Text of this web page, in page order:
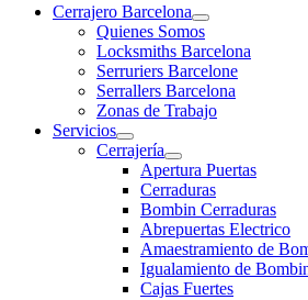
Cerrajero Barcelona
Quienes Somos
Locksmiths Barcelona
Serruriers Barcelone
Serrallers Barcelona
Zonas de Trabajo
Servicios
Cerrajería
Apertura Puertas
Cerraduras
Bombin Cerraduras
Abrepuertas Electrico
Amaestramiento de
Igualamiento de
Cajas Fuertes